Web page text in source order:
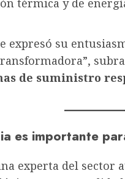
expresó su
de suministro
es importante
experta del sector